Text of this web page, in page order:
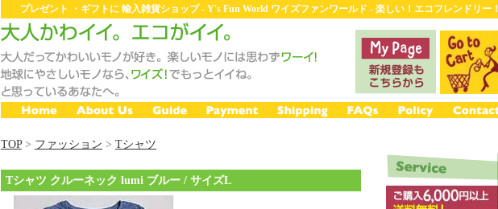
プレゼント ・ギフトに 輸入雑貨ショップ - Y's Fun World ワイズファンワールド - 楽しい！エコフレンドリー！
TOP> ファッション > Tシャツ
Tシャツ クルーネック lumi ブルー / サイズL